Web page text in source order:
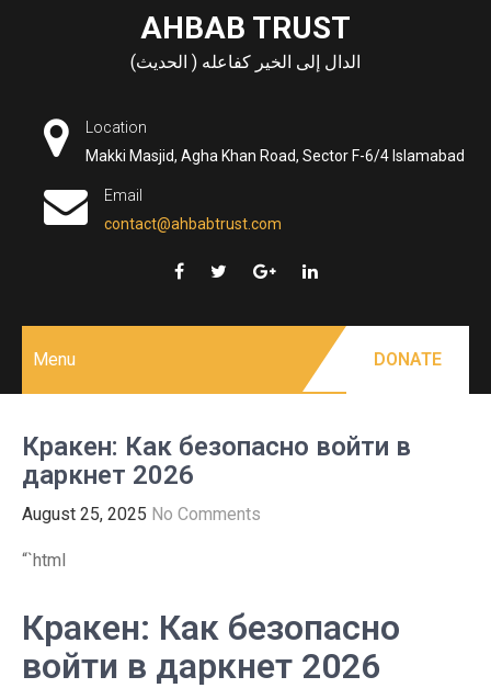
AHBAB TRUST
الدال إلى الخير كفاعله ( الحديث)
Location
Makki Masjid, Agha Khan Road, Sector F-6/4 Islamabad
Email
contact@ahbabtrust.com
Menu DONATE
Кракен: Как безопасно войти в
даркнет 2026
August 25, 2025 No Comments
“`html
Кракен: Как безопасно
войти в даркнет 2026